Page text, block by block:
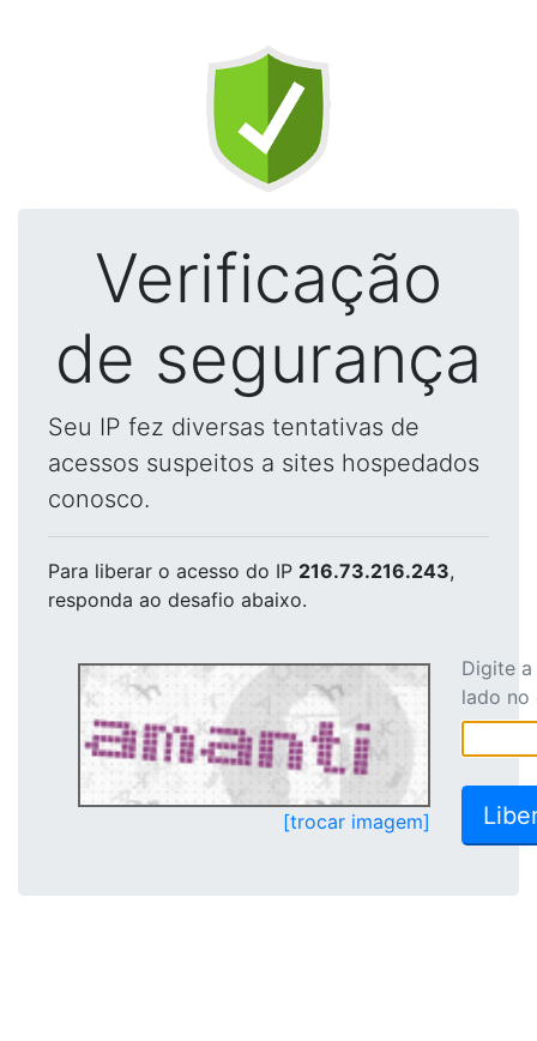
Verificação
de segurança
Seu IP fez diversas tentativas de
acessos suspeitos a sites hospedados
conosco.
Para liberar o acesso do IP 216.73.216.243,
responda ao desafio abaixo.
[trocar imagem]
Digite
lado no